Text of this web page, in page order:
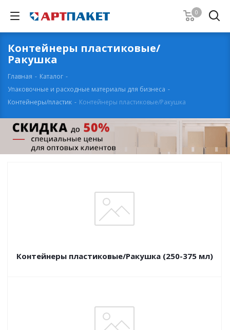
0
Контейнеры пластиковые/
Ракушка
Главная - Каталог -
Упаковочные и расходные материалы для бизнеса -
Контейнеры/пластик - Контейнеры пластиковые/Ракушка
Контейнеры пластиковые/Ракушка (250-375 мл)